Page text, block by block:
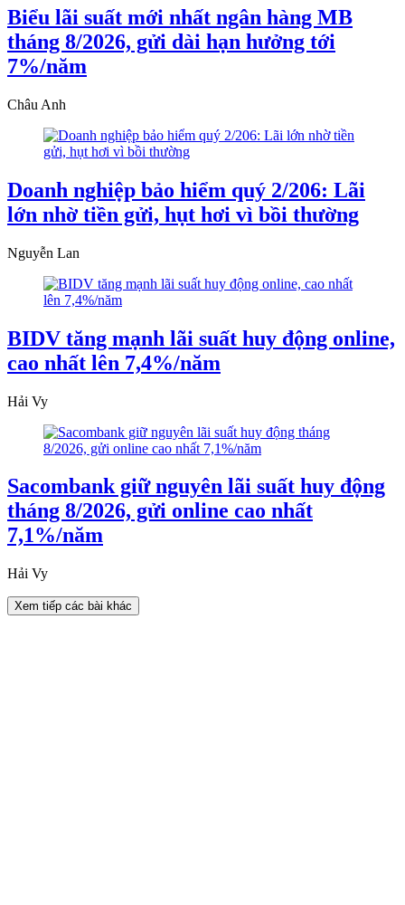
Biểu lãi suất mới nhất ngân hàng MB
tháng 8/2026, gửi dài hạn hưởng tới
7%/năm
Châu Anh
Doanh nghiệp bảo hiểm quý 2/206: Lãi
lớn nhờ tiền gửi, hụt hơi vì bồi thường
Nguyễn Lan
BIDV tăng mạnh lãi suất huy động online,
cao nhất lên 7,4%/năm
Hải Vy
Sacombank giữ nguyên lãi suất huy động
tháng 8/2026, gửi online cao nhất
7,1%/năm
Hải Vy
Xem tiếp các bài khác